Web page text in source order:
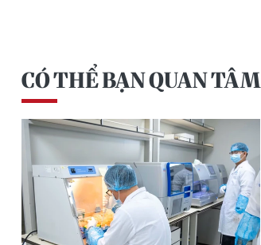
CÓ THỂ BẠN QUAN TÂM